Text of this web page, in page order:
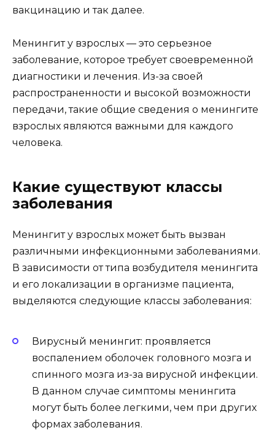
вакцинацию и так далее.
Менингит у взрослых — это серьезное
заболевание, которое требует своевременной
диагностики и лечения. Из-за своей
распространенности и высокой возможности
передачи, такие общие сведения о менингите
взрослых являются важными для каждого
человека.
Какие существуют классы
заболевания
Менингит у взрослых может быть вызван
различными инфекционными заболеваниями.
В зависимости от типа возбудителя менингита
и его локализации в организме пациента,
выделяются следующие классы заболевания:
Вирусный менингит: проявляется
воспалением оболочек головного мозга и
спинного мозга из-за вирусной инфекции.
В данном случае симптомы менингита
могут быть более легкими, чем при других
формах заболевания.